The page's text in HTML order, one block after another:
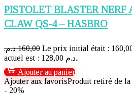
PISTOLET BLASTER NERF
CLAW QS-4 – HASBRO
160,00 د.م.
actuel est : 128,00 د.م..
Ajouter au panier
Ajouter aux favorisProduit retiré de
- 20%